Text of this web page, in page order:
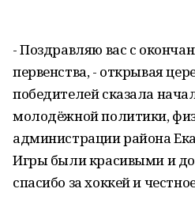
- Поздравляю вас с
первенства, - открывая
победителей сказала
молодёжной политики,
администрации района
Игры были красивыми и
спасибо за хоккей и